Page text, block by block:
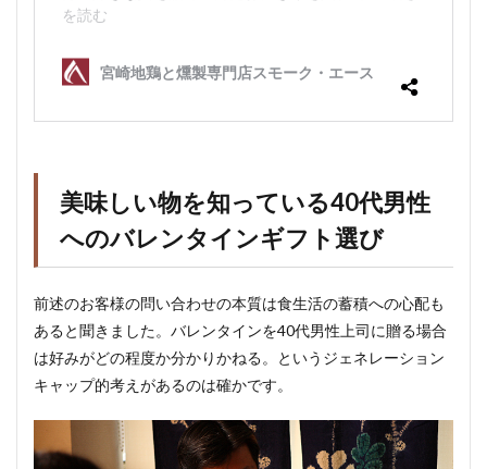
美味しい物を知っている40代男性
へのバレンタインギフト選び
前述のお客様の問い合わせの本質は食生活の蓄積への心配も
あると聞きました。バレンタインを40代男性上司に贈る場合
は好みがどの程度か分かりかねる。というジェネレーション
キャップ的考えがあるのは確かです。